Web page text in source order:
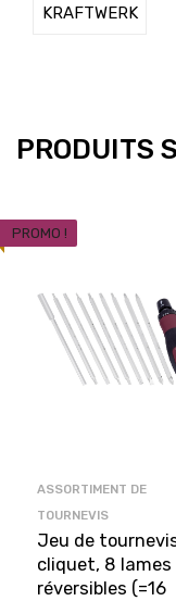
KRAFTWERK
PRODUITS
PROMO !
ASSORTIMENT DE
TOURNEVIS
Jeu de
cliquet, 8 lames
réversibles (=16